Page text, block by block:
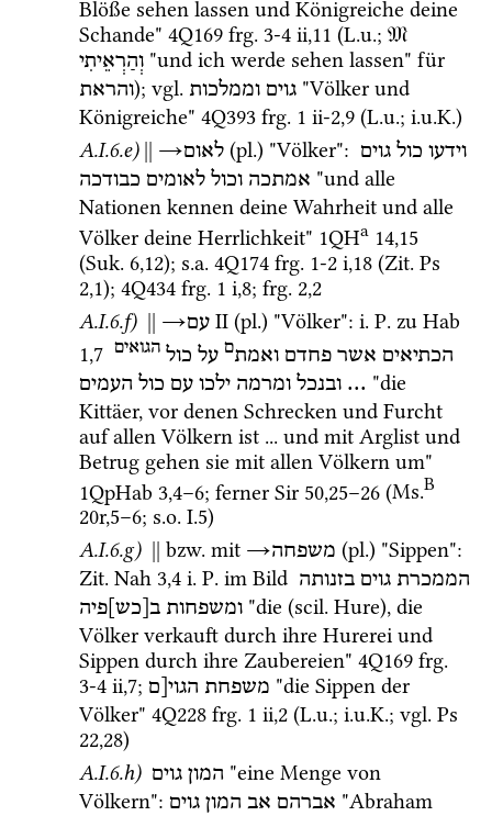
Blöße sehen lassen und Königreiche deine
Schande" 4Q169 frg. 3-4 ii,11 (L.u.; 𝔐
וְהַרְאֵיתִי
והראת); vgl. גוים וממלכות
"Völker und
Königreiche" 4Q393 frg. 1 ii-2,9 (L.u.; i.u.K.)
A.I.6.e) || →לאום (pl.) "Völker": וידעו כול גוים
אמתכה וכול לאומים כבודכה
"und alle
Nationen kennen deine Wahrheit und alle
Völker deine Herrlichkeit" 1QHa 14,15
(Suk. 6,12); s.a. 4Q174 frg. 1-2 i,18 (Zit. Ps
2,1); 4Q434 frg. 1 i,8; frg. 2,2
A.I.6.f) || →עם ‎ II (pl.) "Völker": i. P. zu Hab
1,7 הכתיאים אשר פחדם ואמתם על כול הגואים
... ובנכל ומרמה ילכו עם כול העמים
"die
Kittäer, vor denen Schrecken und Furcht
auf allen Völkern ist ... und mit Arglist und
1QpHab 3,4–6; ferner Sir 50,25–26 (Ms.B
20r,5–6; s.o. I.5)
A.I.6.g) || bzw. mit →משפחה (pl.) "Sippen"
Zit. Nah 3,4 i. P. im Bild הממכרת גוים בזנותה
ומשפחות ב[כש]פיה "die (scil. Hure), die
Völker verkauft durch ihre Hurerei und
Sippen durch ihre Zaubereien" 4Q169 frg.
3-4 ii,7; משפחת הגוי[ם
"die Sippen der
Völker" 4Q228 frg. 1 ii,2 (L.u.; i.u.K.; vgl. Ps
22,28)
A.I.6.h) המון גוים "eine Menge von
Völkern": אברהם אב המון גוים
"Abraham